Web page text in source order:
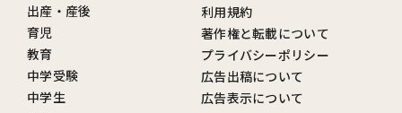
出産・産後
育児
教育
中学受験
中学生
利用規約
著作権と転載について
プライバシーポリシー
広告出稿について
広告表示について